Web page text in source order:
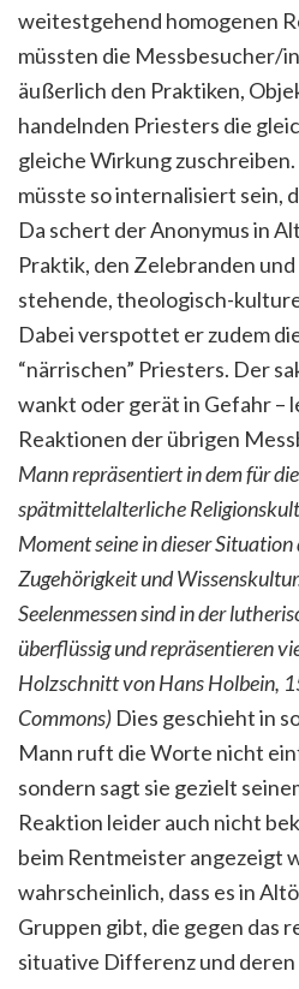
weitestgehend homogenen
müssten die Messbesucher/
äußerlich den Praktiken,
handelnden Priesters die
gleiche Wirkung
müsste so internalisiert sein,
Da schert der Anonymus in
Praktik, den Zelebranden
stehende, theologisch-
Dabei verspottet er zudem
“närrischen” Priesters. Der
wankt oder gerät in Gefahr –
Reaktionen der übrigen
Mann repräsentiert in dem für
spätmittelalterliche
Moment seine in dieser
Zugehörigkeit und
Seelenmessen sind in der
überflüssig und repräsentieren
Holzschnitt von Hans Holbein,
Commons) Dies geschieht in
Mann ruft die Worte nicht
sondern sagt sie gezielt
Reaktion leider auch nicht
beim Rentmeister angezeigt
wahrscheinlich, dass es in
Gruppen gibt, die gegen das
situative Differenz und